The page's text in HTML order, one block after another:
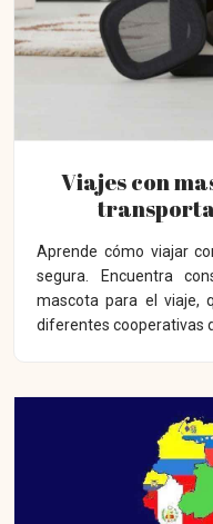
Viajes con
Aprende cómo viajar
segura. Encuentra
mascota para el viaje,
diferentes cooperativas